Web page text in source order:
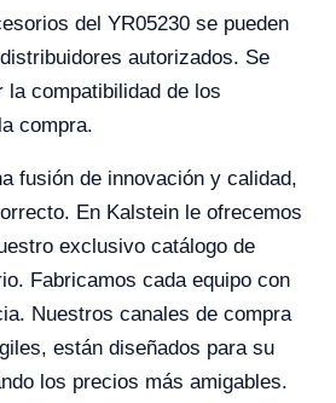
del YR05230 se pueden
autorizados. Se
la compatibilidad de los
compra.
fusión de innovación y calidad,
En Kalstein le ofrecemos
exclusivo catálogo de
Fabricamos cada equipo con
Nuestros canales de compra
están diseñados para su
los precios más amigables.